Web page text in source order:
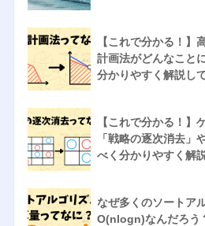
【これで分かる！】
計画法がどんなこと
分かりやすく解説し
【これで分かる！】
「戦略の逐次消去」
べく分かりやすく解
なぜ多くのソートア
O(nlogn)なんだろう